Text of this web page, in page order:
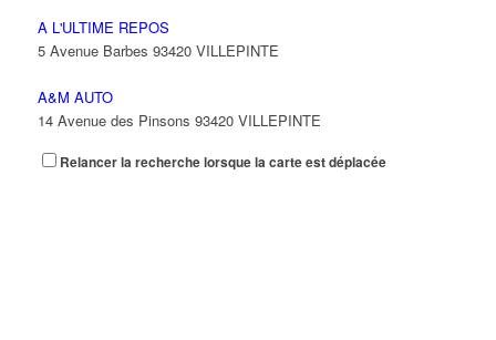
A L'ULTIME REPOS
5 Avenue Barbes 93420 VILLEPINTE
A&M AUTO
14 Avenue des Pinsons 93420 VILLEPINTE
A&N EXPORTS LTD
Relancer la recherche lorsque la carte est déplacée